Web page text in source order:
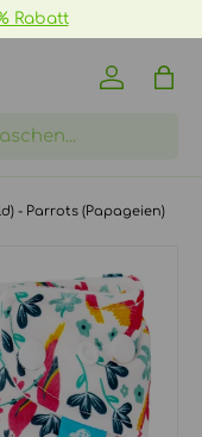
Rabatt
Einloggen
- Parrots (Papageien)